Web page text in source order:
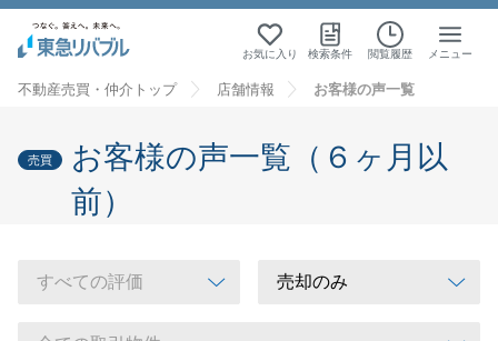
お気に入り 検索条件 閲覧履歴 メニュー
不動産売買・仲介トップ 店舗情報 お客様の声一覧
売買
お客様の声一覧（６ヶ月以
前）